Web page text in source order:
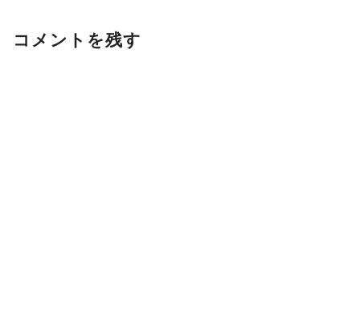
コメントを残す